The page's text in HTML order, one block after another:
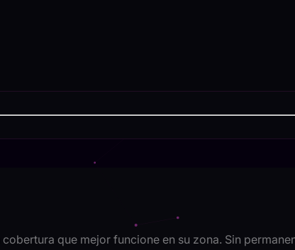
que mejor funcione en su zona. Sin